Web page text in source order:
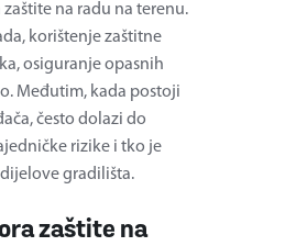
na radu na terenu.
korištenje zaštitne
osiguranje opasnih
Međutim, kada postoji
često dolazi do
rizike i tko je
gradilišta.
zaštite na